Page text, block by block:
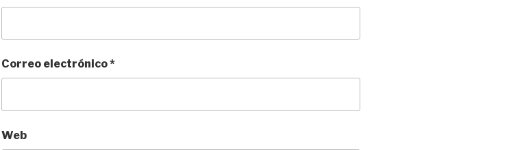
Correo electrónico*
Web